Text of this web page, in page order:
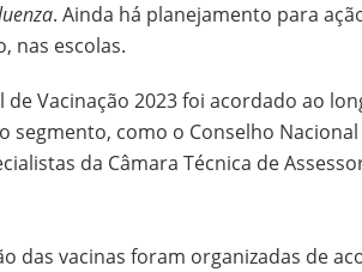
. Ainda há planejamento para
nas escolas.
Vacinação 2023 foi acordado ao
como o Conselho
da Câmara Técnica de
das vacinas foram organizadas de